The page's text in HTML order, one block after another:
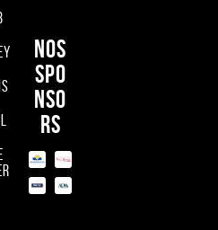
Nos
spo
nso
rs